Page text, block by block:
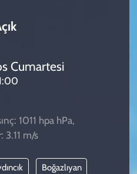
Cumartesi
1011 hpa hPa,
3.11 m/s
Boğazlıyan